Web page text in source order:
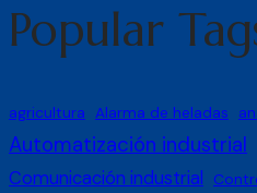
Popular
agricultura Alarma de heladas
Automatización industrial
Comunicación industrial